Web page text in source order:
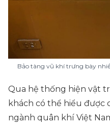
Bảo tàng vũ khí trưng bày
Qua hệ thống hiện vật
khách có thể hiểu
ngành quân khí Việt